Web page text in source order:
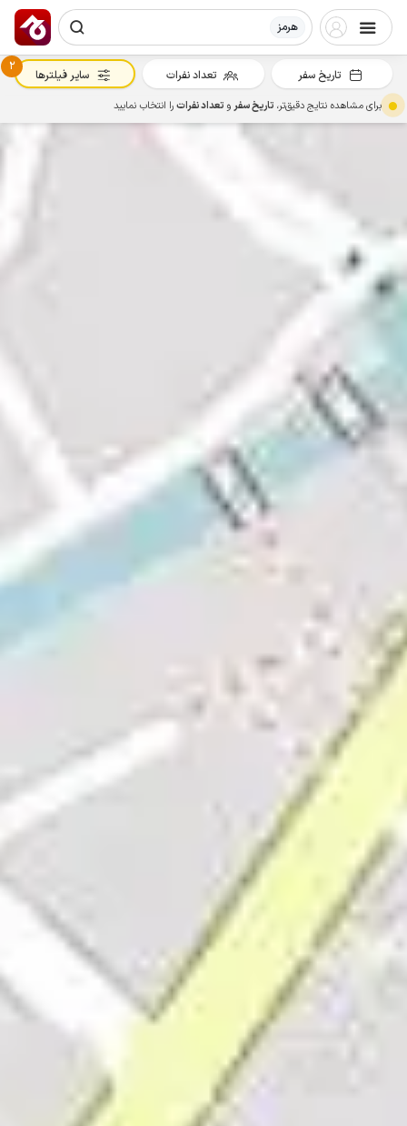
هرمز
تاریخ سفر تعداد نفرات
2
سایر فیلترها
برای مشاهده نتایج دقیق‌تر، تاریخ سفرو تعداد نفراترا انتخاب نمایید